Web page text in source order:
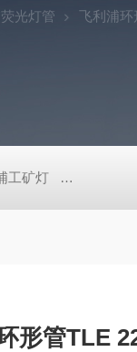
光灯管 飞利浦环
工矿灯 消防应急
形管TLE